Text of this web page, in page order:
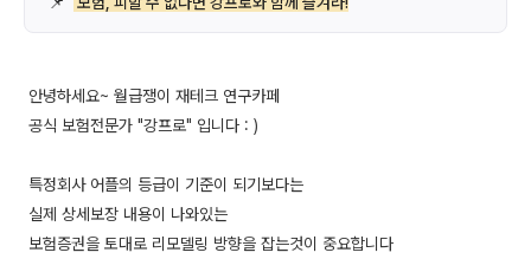
안녕하세요~ 월급쟁이 재테크 연구카페
공식 보험전문가 "강프로" 입니다 : )
특정회사 어플의 등급이 기준이 되기보다는
실제 상세보장 내용이 나와있는
보험증권을 토대로 리모델링 방향을 잡는것이 중요합니다